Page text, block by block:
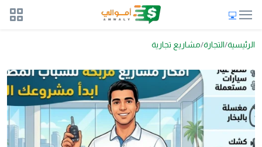
الرئيسية التجارة مشاريع تجارية